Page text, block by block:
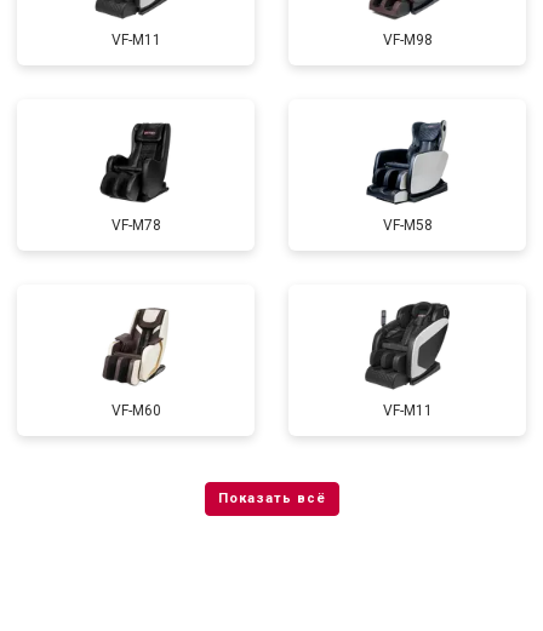
VF-M11 VF-M98
VF-M78 VF-M58
VF-M60 VF-M11